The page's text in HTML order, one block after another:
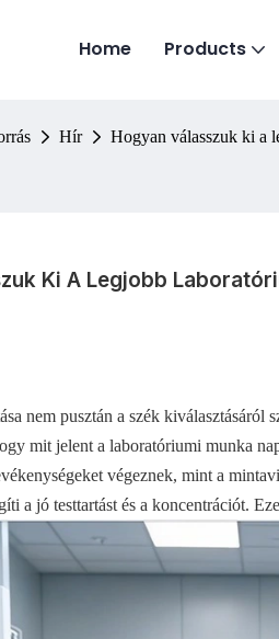
Home Products
Hír Hogyan válasszuk ki a
Ki A Legjobb
nem pusztán a szék kiválasztásáról
mit jelent a laboratóriumi munka
végeznek, mint a
a jó testtartást és a koncentrációt.